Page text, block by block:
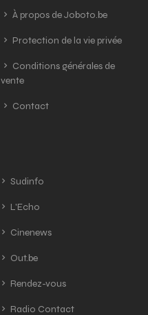
À propos de Joboto.be
Protection de la vie privée
Conditions générales de
vente
Contact
Sudinfo
L'Echo
Cinenews
Out.be
Rendez-vous
Radio Contact